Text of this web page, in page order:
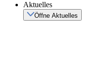
Aktuelles
Öffne Aktuelles